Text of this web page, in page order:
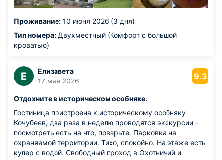
халат и простить на рецепшен тапочки. Завтраки
Проживание: 10 июня 2026 (3 дня)
Тип номера: Двухместный (Комфорт с большой
кроватью)
Е
Елизавета
17 мая 2026
9.3
Отдохните в историческом особняке.
Гостиница пристроена к историческому особняку
Кочубеев, два раза в неделю проводятся экскурсии -
посмотреть есть на что, поверьте. Парковка на
охраняемой территории. Тихо, спокойно. На этаже есть
кулер с водой. Свободный проход в Охотничий и